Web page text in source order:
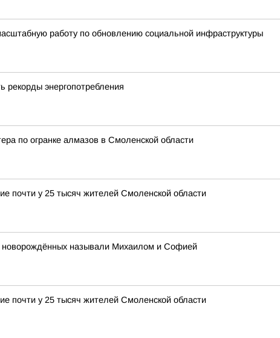
работу по обновлению социальной инфраструктуры
рекорды энергопотребления
по огранке алмазов в Смоленской области
почти у 25 тысяч жителей Смоленской области
называли Михаилом и Софией
почти у 25 тысяч жителей Смоленской области